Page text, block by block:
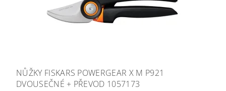
NŮŽKY FISKARS POWERGEAR X M P921
DVOUSEČNÉ + PŘEVOD 1057173